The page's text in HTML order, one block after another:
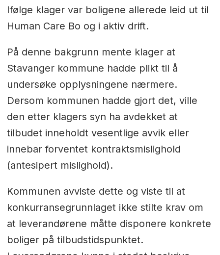
Ifølge klager var boligene allerede leid ut til
Human Care Bo og i aktiv drift.
På denne bakgrunn mente klager at
Stavanger kommune hadde plikt til å
undersøke opplysningene nærmere.
Dersom kommunen hadde gjort det, ville
den etter klagers syn ha avdekket at
tilbudet inneholdt vesentlige avvik eller
innebar forventet kontraktsmislighold
(antesipert mislighold).
Kommunen avviste dette og viste til at
konkurransegrunnlaget ikke stilte krav om
at leverandørene måtte disponere konkrete
boliger på tilbudstidspunktet.